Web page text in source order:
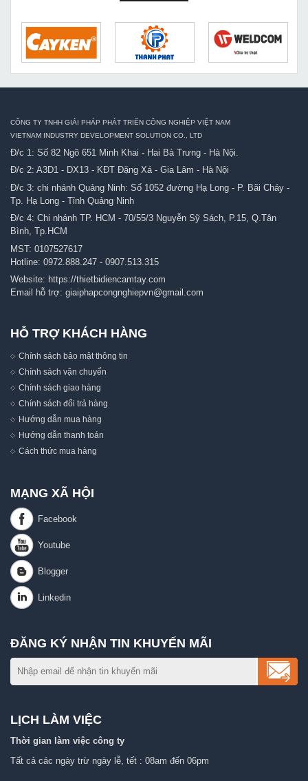
CÔNG TY TNHH GIẢI PHÁP PHÁT TRIỂN CÔNG NGHIỆP VIỆT NAM
VIETNAM INDUSTRY DEVELOPMENT SOLUTION CO., LTD
Đ/c 1: Số 82 Ngõ 651 Minh Khai - Hai Bà Trưng - Hà Nội.
Đ/c 2: A3D1 - DX13 - KĐT Đặng Xá - Gia Lâm - Hà Nội
Đ/c 3: chi nhánh Quảng Ninh: Số 1052 đường Hạ Long - P. Bãi Cháy -
Tp. Hạ Long - Tỉnh Quảng Ninh
Đ/c 4: Chi nhánh TP. HCM - 70/55/3 Nguyễn Sỹ Sách, P.15, Q.Tân
Bình, Tp.HCM
MST: 0107527617
Hotline: 0972.888.247 - 0907.513.315
Website: https://thietbidiencamtay.com
Email hỗ trợ: giaiphapcongnghiepvn@gmail.com
HỖ TRỢ KHÁCH HÀNG
Chính sách bảo mật thông tin
Chính sách vận chuyển
Chính sách giao hàng
Chính sách đổi trả hàng
Hướng dẫn mua hàng
Hướng dẫn thanh toán
Cách thức mua hàng
MẠNG XÃ HỘI
ĐĂNG KÝ NHẬN TIN KHUYẾN MÃI
LỊCH LÀM VIỆC
Thời gian làm việc công ty
Tất cả các ngày trừ ngày lễ, tết : 08am đến 06pm